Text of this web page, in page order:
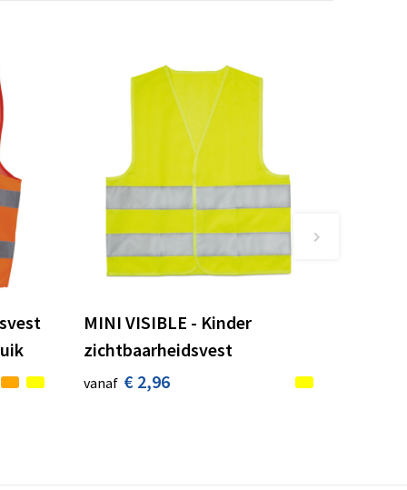
MINI VISIBLE - Kinder
zichtbaarheidsvest
vanaf € 2,96